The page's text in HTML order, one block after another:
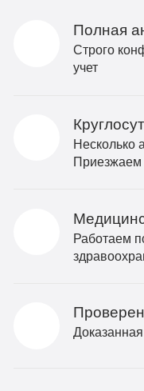
Полная
Строго
учет
Несколько
Приезжаем
Работаем